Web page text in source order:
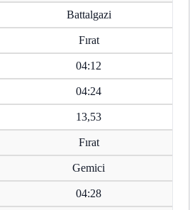
Battalgazi
Fırat
04:12
04:24
13,53
Fırat
Gemici
04:28